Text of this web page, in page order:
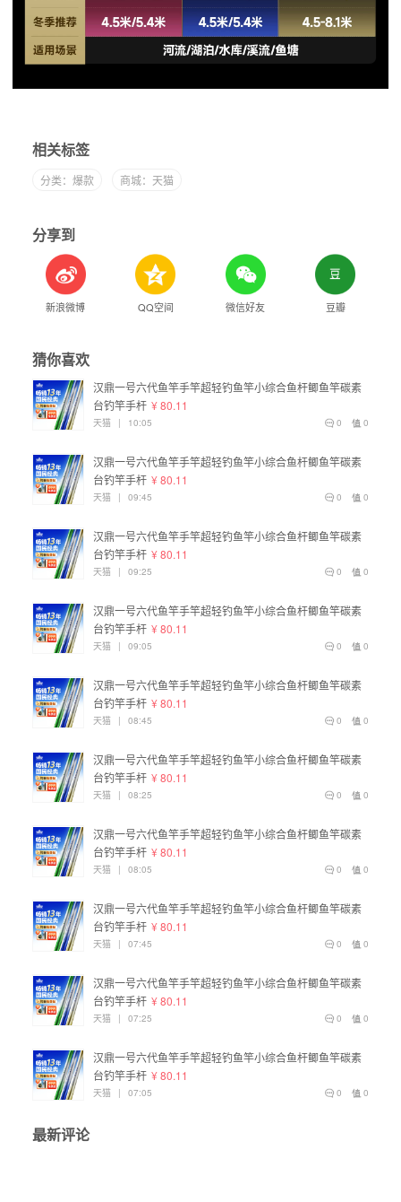
相关标签
分类：爆款 商城：天猫
分享到
新浪微博 QQ空间 微信好友 豆瓣
猜你喜欢
汉鼎一号六代鱼竿手竿超轻钓鱼竿小综合鱼杆鲫鱼竿碳素
台钓竿手杆 ¥ 80.11
0
0
天猫 | 10:05
汉鼎一号六代鱼竿手竿超轻钓鱼竿小综合鱼杆鲫鱼竿碳素
台钓竿手杆 ¥ 80.11
0
0
天猫 | 09:45
汉鼎一号六代鱼竿手竿超轻钓鱼竿小综合鱼杆鲫鱼竿碳素
台钓竿手杆 ¥ 80.11
0
0
天猫 | 09:25
汉鼎一号六代鱼竿手竿超轻钓鱼竿小综合鱼杆鲫鱼竿碳素
台钓竿手杆 ¥ 80.11
0
0
天猫 | 09:05
汉鼎一号六代鱼竿手竿超轻钓鱼竿小综合鱼杆鲫鱼竿碳素
台钓竿手杆 ¥ 80.11
0
0
天猫 | 08:45
汉鼎一号六代鱼竿手竿超轻钓鱼竿小综合鱼杆鲫鱼竿碳素
台钓竿手杆 ¥ 80.11
0
0
天猫 | 08:25
汉鼎一号六代鱼竿手竿超轻钓鱼竿小综合鱼杆鲫鱼竿碳素
台钓竿手杆 ¥ 80.11
0
0
天猫 | 08:05
汉鼎一号六代鱼竿手竿超轻钓鱼竿小综合鱼杆鲫鱼竿碳素
台钓竿手杆 ¥ 80.11
0
0
天猫 | 07:45
汉鼎一号六代鱼竿手竿超轻钓鱼竿小综合鱼杆鲫鱼竿碳素
台钓竿手杆 ¥ 80.11
0
0
天猫 | 07:25
汉鼎一号六代鱼竿手竿超轻钓鱼竿小综合鱼杆鲫鱼竿碳素
台钓竿手杆 ¥ 80.11
0
0
天猫 | 07:05
最新评论